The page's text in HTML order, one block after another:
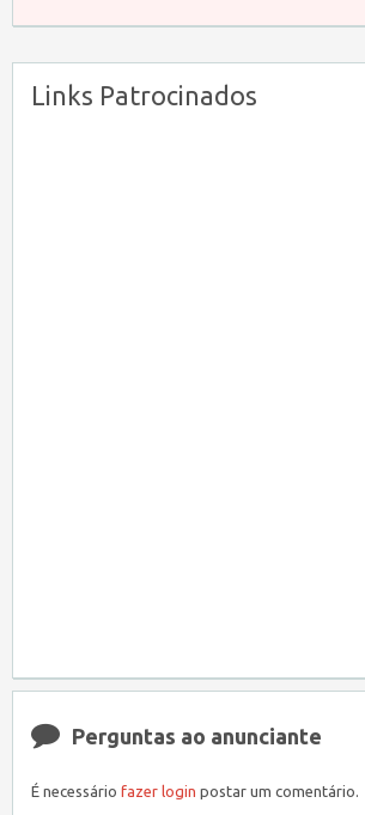
Links Patrocinados
Perguntas ao anunciante
É necessário fazer login postar um comentário.